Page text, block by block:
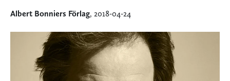
Albert Bonniers Förlag, 2018-04-24